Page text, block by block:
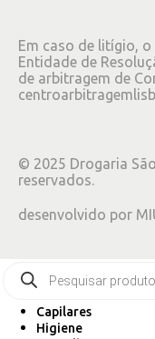
Em caso de litígio,
Entidade de
de arbitragem de
© 2025 Drogaria
reservados.
desenvolvido por
Capilares
Higiene